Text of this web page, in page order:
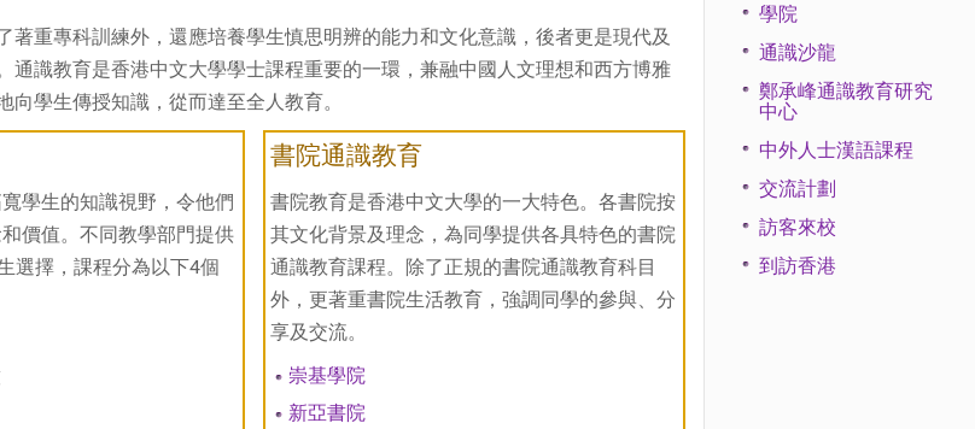
著重專科訓練外，還應培養學生慎思明辨的能力和文化意識，後者更是現代及
通識教育是香港中文大學學士課程重要的一環，兼融中國人文理想和西方博雅
向學生傳授知識，從而達至全人教育。
學生的知識視野，令他們
價值。不同教學部門提供
選擇，課程分為以下4個
書院通識教育
書院教育是香港中文大學的一大特色。各書院按
其文化背景及理念，為同學提供各具特色的書院
通識教育課程。除了正規的書院通識教育科目
外，更著重書院生活教育，強調同學的參與、分
享及交流。
崇基學院
新亞書院
學院
通識沙龍
鄭承峰通識教育研究
中心
中外人士漢語課程
交流計劃
訪客來校
到訪香港